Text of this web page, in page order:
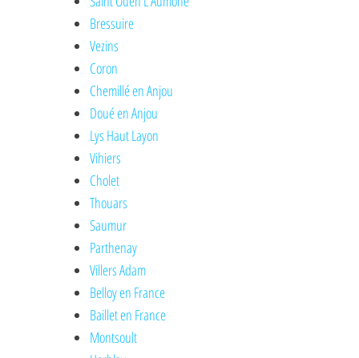
Bressuire
Vezins
Coron
Chemillé en Anjou
Doué en Anjou
Lys Haut Layon
Vihiers
Cholet
Thouars
Saumur
Parthenay
Villers Adam
Belloy en France
Baillet en France
Montsoult